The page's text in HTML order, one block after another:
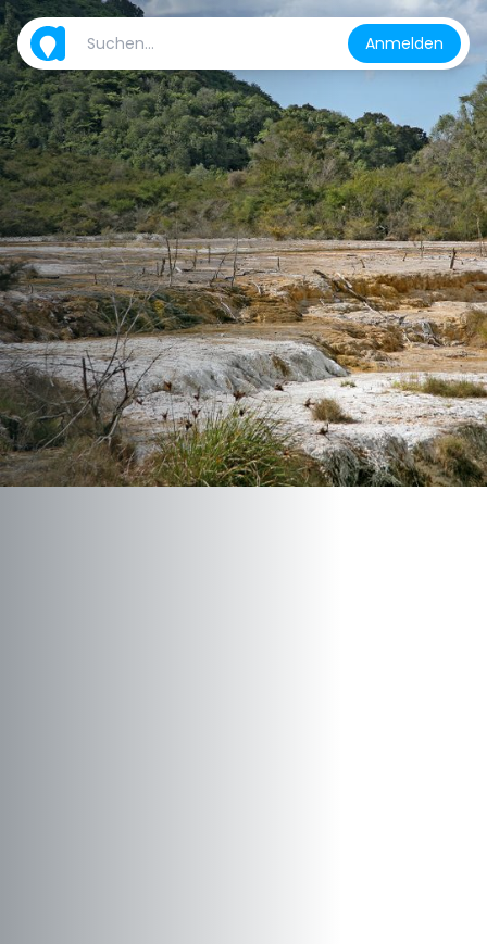
Anmelden